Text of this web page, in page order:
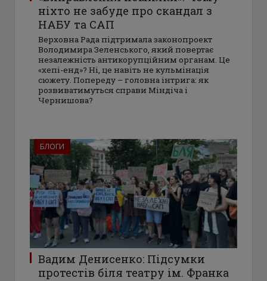
ніхто не забуде про скандал з
НАБУ та САП
Верховна Рада підтримала законопроект
Володимира Зеленського, який повертає
незалежність антикорупційним органам. Це
«хепі-енд»? Ні, це навіть не кульмінація
сюжету. Попереду – головна інтрига: як
розвиватимуться справи Міндіча і
Чернишова?
БЛОГИ
Вадим Денисенко: Підсумки
протестів біля театру ім. Франка